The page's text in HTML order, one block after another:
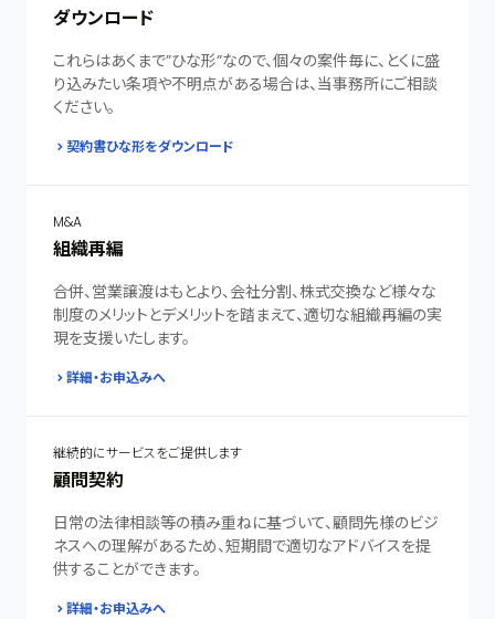
ダウンロード
これらはあくまで”ひな形”なので、個々の案件毎に、とくに盛
り込みたい条項や不明点がある場合は、当事務所にご相談
ください。
契約書ひな形をダウンロード
M&A
組織再編
合併、営業譲渡はもとより、会社分割、株式交換など様々な
制度のメリットとデメリットを踏まえて、適切な組織再編の実
現を支援いたします。
詳細・お申込みへ
継続的にサービスをご提供します
顧問契約
日常の法律相談等の積み重ねに基づいて、顧問先様のビジ
ネスへの理解があるため、短期間で適切なアドバイスを提
供することができます。
詳細・お申込みへ